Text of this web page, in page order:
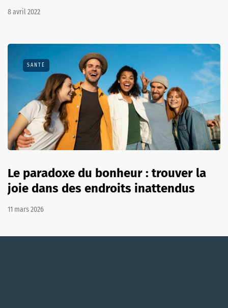
8 avril 2022
SANTÉ
Le paradoxe du bonheur : trouver la
joie dans des endroits inattendus
11 mars 2026